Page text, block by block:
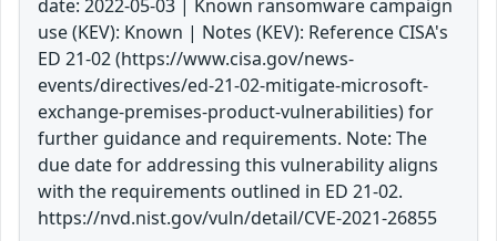
date: 2022-05-03 | Known ransomware campaign
use (KEV): Known | Notes (KEV): Reference CISA's
ED 21-02 (https://www.cisa.gov/news-
events/directives/ed-21-02-mitigate-microsoft-
exchange-premises-product-vulnerabilities) for
further guidance and requirements. Note: The
due date for addressing this vulnerability aligns
with the requirements outlined in ED 21-02.
https://nvd.nist.gov/vuln/detail/CVE-2021-26855